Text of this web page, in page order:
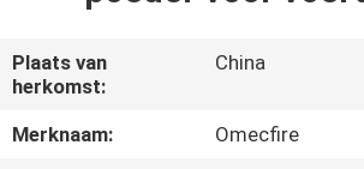
VIDEOS
ONGEVEER
ONS
Plaats van
herkomst:
China
Merknaam:
Omecfire